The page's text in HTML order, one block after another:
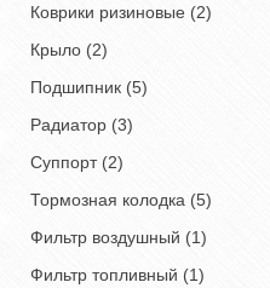
Коврики ризиновые (2)
Крыло (2)
Подшипник (5)
Радиатор (3)
Суппорт (2)
Тормозная колодка (5)
Фильтр воздушный (1)
Фильтр топливный (1)